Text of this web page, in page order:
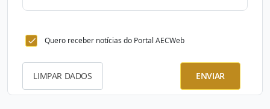
Quero receber notícias do Portal AECWeb
LIMPAR DADOS ENVIAR